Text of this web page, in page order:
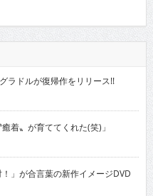
ラドルが復帰作をリリース!!
着〟が育ててくれた(笑)」
」が合言葉の新作イメージDVD